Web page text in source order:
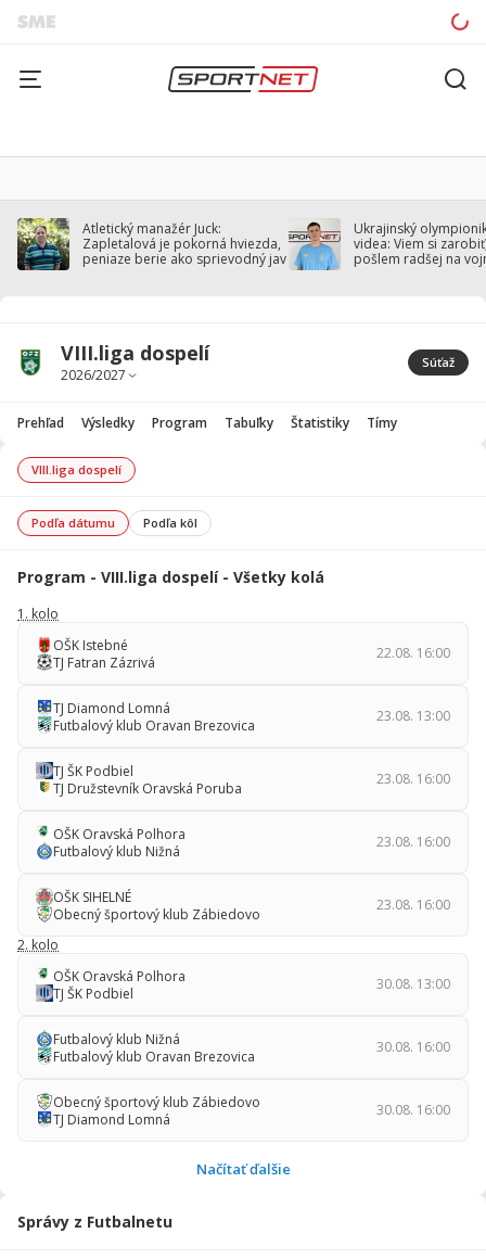
Atletický manažér Juck:
Zapletalová je pokorná hviezda,
peniaze berie ako sprievodný jav
Ukrajinský
videa: Viem si
pošlem radšej na
VIII.liga dospelí Súťaž
Prehľad Výsledky Program Tabuľky Štatistiky Tímy
VIII.liga dospelí
Podľa dátumu Podľa kôl
Program - VIII.liga dospelí - Všetky kolá
1. kolo
OŠK Istebné
TJ Fatran Zázrivá
22.08. 16:00
TJ Diamond Lomná
Futbalový klub Oravan Brezovica
23.08. 13:00
TJ ŠK Podbiel
TJ Družstevník Oravská Poruba
23.08. 16:00
OŠK Oravská Polhora
Futbalový klub Nižná
23.08. 16:00
OŠK SIHELNÉ
Obecný športový klub Zábiedovo
23.08. 16:00
2. kolo
OŠK Oravská Polhora
TJ ŠK Podbiel
30.08. 13:00
Futbalový klub Nižná
Futbalový klub Oravan Brezovica
30.08. 16:00
Obecný športový klub Zábiedovo
TJ Diamond Lomná
30.08. 16:00
Načítať ďalšie
Správy z Futbalnetu